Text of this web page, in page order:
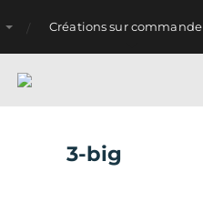
Créations sur commande
3-big